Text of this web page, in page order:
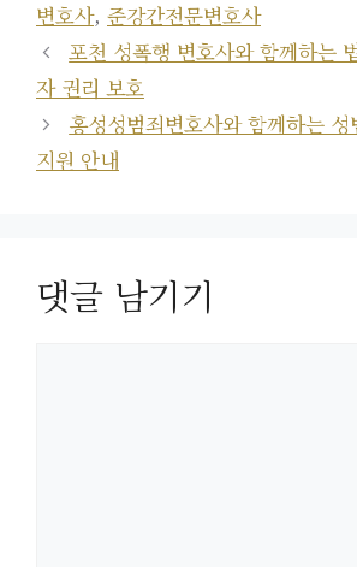
리
변호사, 준강간전문변호사
포천 성폭행 변호사와 함께하는
자 권리 보호
홍성성범죄변호사와 함께하는
지원 안내
댓글 남기기